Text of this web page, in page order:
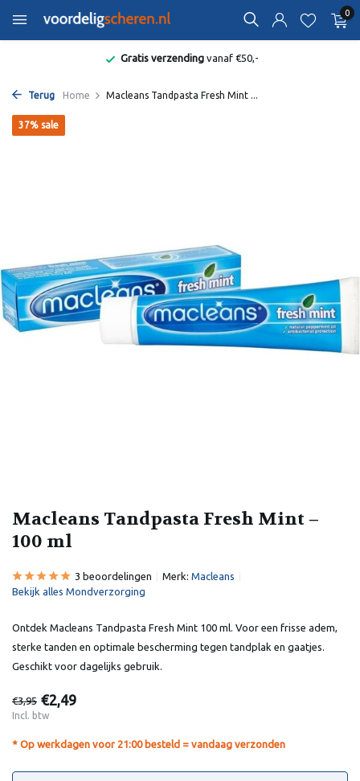
0
Gratis verzendingvanaf €50,-
Terug Home Macleans Tandpasta Fresh Mint ...
Macleans Tandpasta Fresh Mint –
100 ml
37% sale
3 beoordelingen Merk: Macleans
Bekijk alles Mondverzorging
Ontdek Macleans Tandpasta Fresh Mint 100 ml. Voor een frisse adem,
sterke tanden en optimale bescherming tegen tandplak en gaatjes.
Geschikt voor dagelijks gebruik.
€3,95 €2,49
Incl. btw
* Op werkdagen voor 21:00 besteld = vandaag verzonden